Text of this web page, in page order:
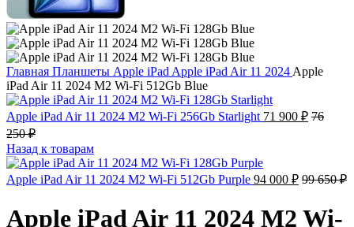
Главная Планшеты Apple iPad Apple iPad Air 11 2024 Apple
iPad Air 11 2024 M2 Wi-Fi 512Gb Blue
Apple iPad Air 11 2024 M2 Wi-Fi 256Gb Starlight 71 900 ₽ 76
250₽
Назад к товарам
Apple iPad Air 11 2024 M2 Wi-Fi 512Gb Purple 94 000 ₽ 99 650₽
Apple iPad Air 11 2024 M2 Wi-